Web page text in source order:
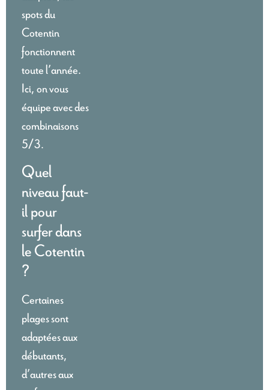
spots du
Cotentin
fonctionnent
toute l’année.
Ici, on vous
équipe avec des
combinaisons
5/3.
Quel
niveau faut-
il pour
surfer dans
le Cotentin
?
Certaines
plages sont
adaptées aux
débutants,
d’autres aux